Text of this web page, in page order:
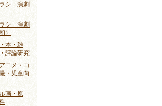
シ 演劇
シ 演劇
）
本・雑
評論研究
ニメ・コ
・児童向
画・原